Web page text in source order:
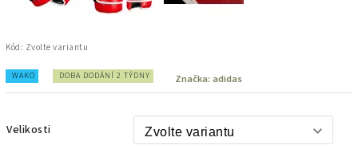
Kód: Zvolte variantu
WAKO DOBA DODÁNÍ 2 TÝDNY Značka: adidas
Velikosti